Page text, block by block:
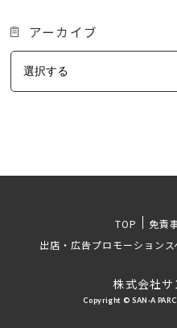
アーカイブ
TOP 免責
出店・広告プロモーションス
株式会社サ
Copyright © SAN-A